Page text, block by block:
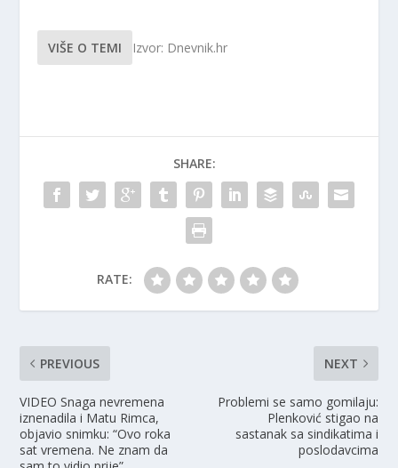
VIŠE O TEMI Izvor: Dnevnik.hr
SHARE:
RATE:
PREVIOUS
VIDEO Snaga nevremena
iznenadila i Matu Rimca,
objavio snimku: “Ovo roka
sat vremena. Ne znam da
NEXT
Problemi se samo gomilaju:
Plenković stigao na
sastanak sa sindikatima i
poslodavcima